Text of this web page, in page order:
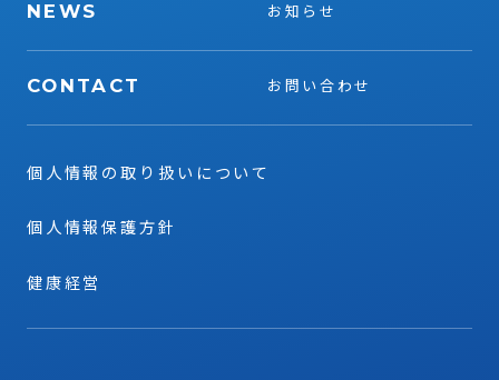
NEWS お知らせ
CONTACT お問い合わせ
個人情報の取り扱いについて
個人情報保護方針
健康経営